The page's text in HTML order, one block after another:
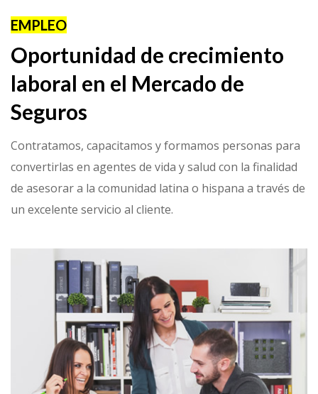
EMPLEO
Oportunidad de crecimiento
laboral en el Mercado de
Seguros
Contratamos, capacitamos y formamos personas para
convertirlas en agentes de vida y salud con la finalidad
de asesorar a la comunidad latina o hispana a través de
un excelente servicio al cliente.